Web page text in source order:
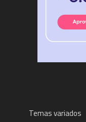
Temas variados